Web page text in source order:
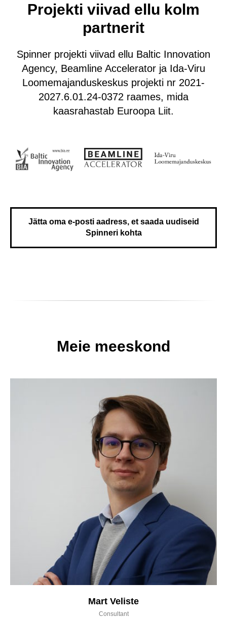
Projekti viivad ellu kolm
partnerit
Spinner projekti viivad ellu Baltic Innovation
Agency, Beamline Accelerator ja Ida-Viru
Loomemajanduskeskus projekti nr 2021-
2027.6.01.24-0372 raames, mida
kaasrahastab Euroopa Liit.
Jätta oma e-posti aadress, et saada uudiseid
Spinneri kohta
Meie meeskond
Mart Veliste
Consultant